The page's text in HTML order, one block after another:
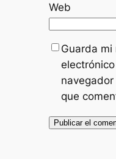
Web
Guarda mi
que